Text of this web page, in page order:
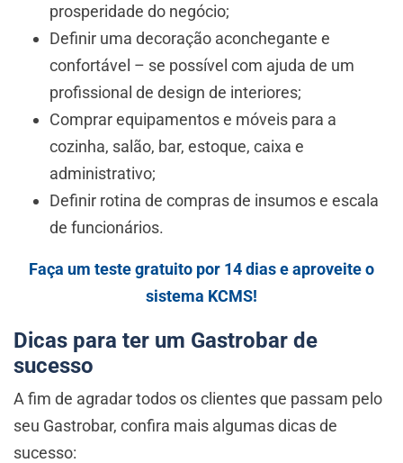
prosperidade do negócio;
Definir uma decoração aconchegante e
confortável – se possível com ajuda de um
profissional de design de interiores;
Comprar equipamentos e móveis para a
cozinha, salão, bar, estoque, caixa e
administrativo;
Definir rotina de compras de insumos e escala
de funcionários.
Faça um teste gratuito por 14 dias e aproveite o
sistema KCMS!
Dicas para ter um Gastrobar de
sucesso
A fim de agradar todos os clientes que passam pelo
seu Gastrobar, confira mais algumas dicas de
sucesso: